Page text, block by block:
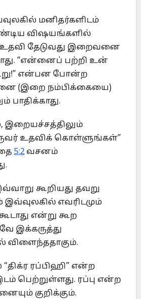
மனிதர்களிடம்
விஷயங்களில்
உதவி தேடுவது இறைவனை
“என்னைப் பற்றி உன்
என்பன போன்ற
(இறை நம்பிக்கையை)
பாதிக்காது.
இறையச்சத்திலும்
உதவிக் கொள்ளுங்கள்”
5:2 வசனம்
கூறியது தவறு
எவரிடமும்
என்று கூற
இக்கருத்து
விளைந்ததாகும்.
ரப்பிஹி” என்ற
பெற்றுள்ளது. ரப்பு என்ற
குறிக்கும்.